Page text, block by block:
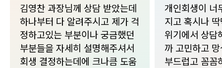
김영찬 과장님께 상담 받았는데
하나부터 다 알려주시고 제가 걱
정하고있는 부분이나 궁금했던
부분들을 자세히 설명해주셔서
회생 결정하는데에 크나큼 도움
개인회생이 너
지고 혹시나
위기에서 상담
까 고민하고
부드럽고 꼼꼼